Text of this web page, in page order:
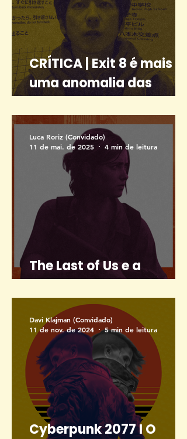
CRÍTICA | Exit 8 é mais
uma anomalia das
adaptações de games
The Last of Us e a
representação LGBTQIA+
Luca Roriz (Convidado)
11 de mai. de 2025
4 min de leitura
Cyberpunk 2077 I O
Davi Klajman (Convidado)
11 de nov. de 2024
5 min de leitura